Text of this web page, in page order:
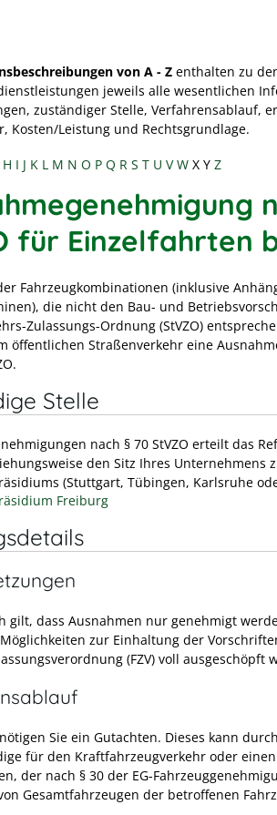
von A - Z enthalten zu
jeweils alle wesentlichen
zuständiger Stelle, Verfahrensablauf,
Kosten/Leistung und Rechtsgrundlage.
H I J K L M N O P Q R S T U V W X Y Z
für Einzelfahrten
Fahrzeugkombinationen (inklusive
die nicht den Bau- und
Zulassungs-Ordnung (StVZO)
öffentlichen Straßenverkehr eine
Stelle
nach § 70 StVZO erteilt das
den Sitz Ihres Unternehmens
(Stuttgart, Tübingen, Karlsruhe
Freiburg
gilt, dass Ausnahmen nur genehmigt
zur Einhaltung der
(FZV) voll ausgeschöpft
Sie ein Gutachten. Dieses kann
für den Kraftfahrzeugverkehr oder
der nach § 30 der EG-
Gesamtfahrzeugen der betroffenen